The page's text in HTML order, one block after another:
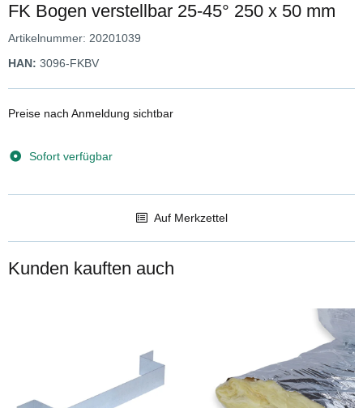
FK Bogen verstellbar 25-45° 250 x 50 mm
Artikelnummer: 20201039
HAN: 3096-FKBV
Preise nach Anmeldung sichtbar
Sofort verfügbar
Auf Merkzettel
Kunden kauften auch